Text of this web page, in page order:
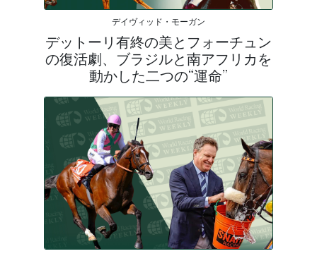
デイヴィッド・モーガン
デットーリ有終の美とフォーチュン
の復活劇、ブラジルと南アフリカを
動かした二つの“運命”